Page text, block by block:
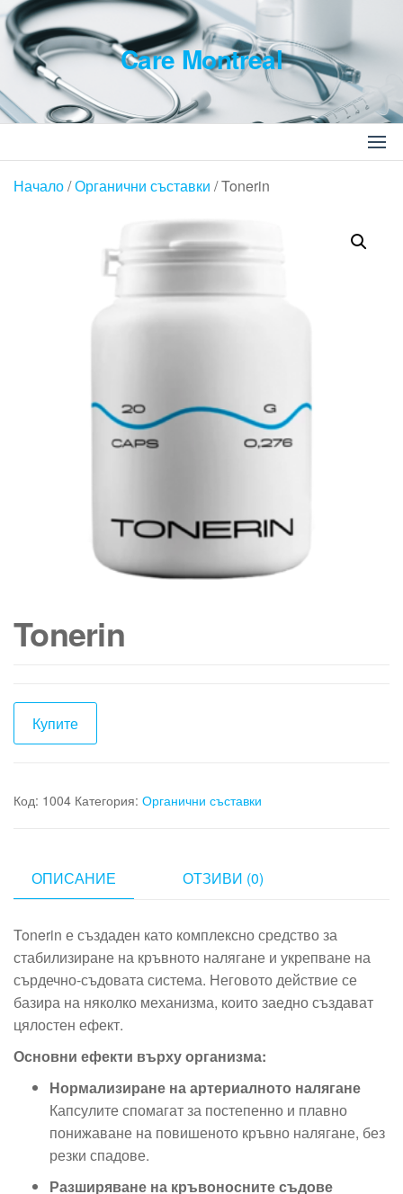
Skip
to
the
content
Care Montreal
Търсене
за:
Начало/Органични съставки / Tonerin
Tonerin
Купите
Код: 1004 Категория: Органични съставки
ОПИСАНИЕ ОТЗИВИ (0)
Tonerin е създаден като комплексно средство за
стабилизиране на кръвното налягане и укрепване на
сърдечно-съдовата система. Неговото действие се
базира на няколко механизма, които заедно създават
цялостен ефект.
Основни ефекти върху организма:
Нормализиране на артериалното налягане
Капсулите спомагат за постепенно и плавно
понижаване на повишеното кръвно налягане, без
резки спадове.
Разширяване на кръвоносните съдове